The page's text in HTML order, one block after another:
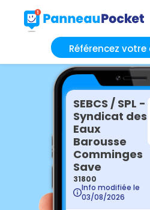
Référencez
SEBCS / SPL -
Syndicat des
Eaux
Barousse
Comminges
Save
31800
Info modifiée le
03/08/2026